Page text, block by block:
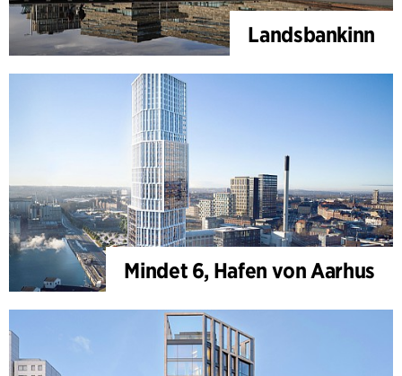
Landsbankinn
Mindet 6, Hafen von Aarhus